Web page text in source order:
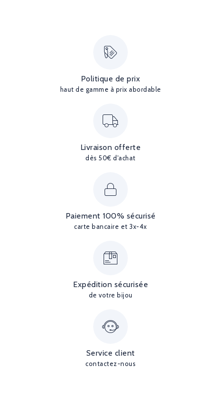
Politique de prix
haut de gamme à prix abordable
Livraison offerte
dès 50€ d'achat
Paiement 100% sécurisé
carte bancaire et 3x-4x
Expédition sécurisée
de votre bijou
Service client
contactez-nous